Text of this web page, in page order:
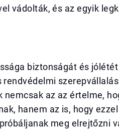
vádolták, és az egyik
biztonságát és
az az értelme,
hanem az is, hogy
meg elrejtőzni